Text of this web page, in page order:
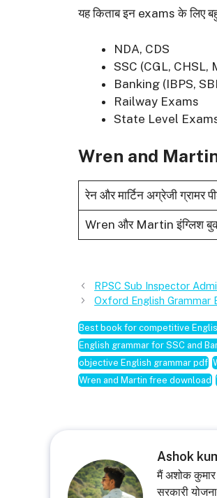
यह किताब इन exams के लिए
NDA, CDS
SSC (CGL, CHSL,
Banking (IBPS,
Railway Exams
State Level
Wren and
रेन और मार्टिन अग्रेजी ग्रामर
Wren और Martin इंग्लिश
RPSC Sub Inspector Admit
Oxford English Grammar
Best book for competitive
English grammar for SSC and
objective English grammar pdf
Wren and Martin free download
Ashok
मैं अशोक कुमार
सरकारी